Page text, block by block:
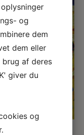
→
og
dem
dem eller
brug af deres
giver du
og
.